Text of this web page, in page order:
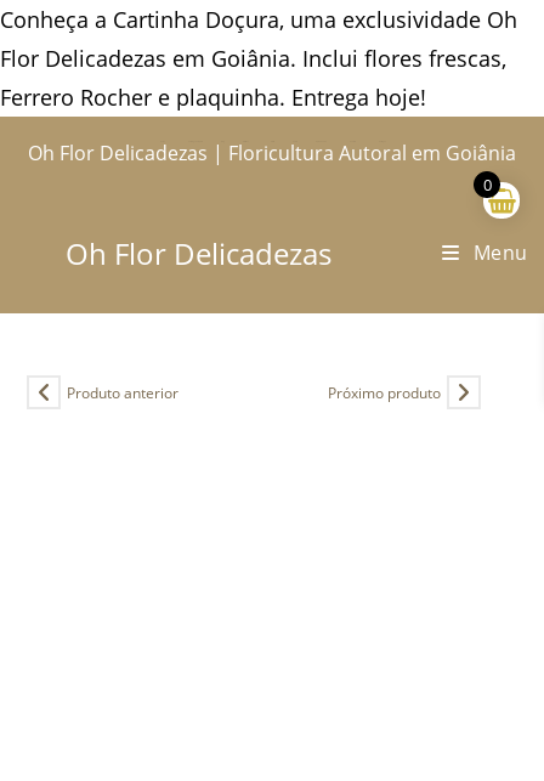
Conheça a Cartinha Doçura, uma exclusividade Oh
Flor Delicadezas em Goiânia. Inclui flores frescas,
Ferrero Rocher e plaquinha. Entrega hoje!
paraOh Flor Delicadezas | Floricultura Autoral em Goiânia
Oh Flor Delicadezas Menu
Produto anterior Próximo produto
0